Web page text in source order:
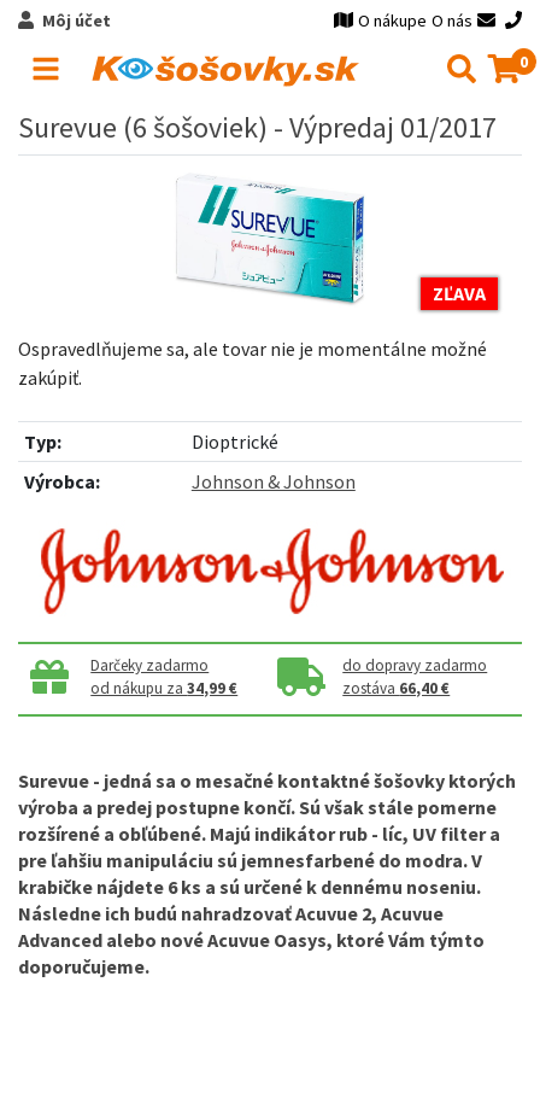
Môj účet O nákupe O nás
0
Surevue (6 šošoviek) - Výpredaj 01/2017
ZĽAVA
Ospravedlňujeme sa, ale tovar nie je momentálne možné
zakúpiť.
Typ:
Dioptrické
Výrobca:
Johnson & Johnson
Darčeky zadarmo
od nákupu za34,99 €
do dopravy zadarmo
zostáva 66,40 €
Surevue - jedná sa o mesačné kontaktné šošovky ktorých
výroba a predej postupne končí. Sú však stále pomerne
rozšírené a obľúbené. Majú indikátor rub - líc, UV filter a
pre ľahšiu manipuláciu sú jemnesfarbené do modra. V
krabičke nájdete 6 ks a sú určené k dennému noseniu.
Následne ich budú nahradzovať Acuvue 2, Acuvue
Advanced alebo nové Acuvue Oasys, ktoré Vám týmto
doporučujeme.